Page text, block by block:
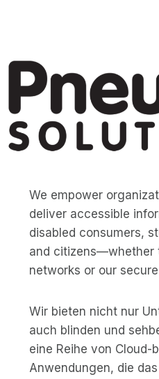
We empower
deliver accessible
disabled consumers,
and citizens—whether
networks or our
Wir bieten nicht nur
auch blinden und
eine Reihe von Cloud-
Anwendungen, die